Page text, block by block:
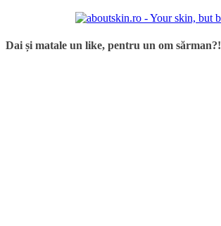
Dai și matale un like, pentru un om sărman?!